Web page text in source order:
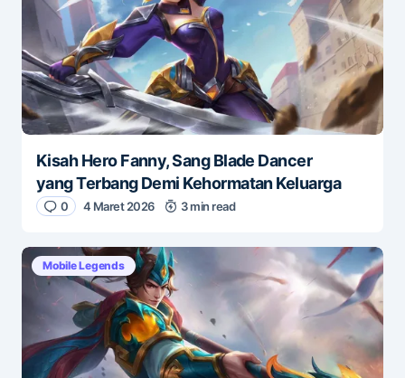
Kisah Hero Fanny, Sang Blade Dancer
yang Terbang Demi Kehormatan Keluarga
0 4 Maret 2026 3 min read
Mobile Legends